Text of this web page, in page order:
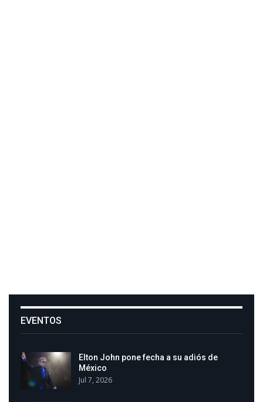
EVENTOS
Elton John pone fecha a su adiós de
México
Jul 7, 2026